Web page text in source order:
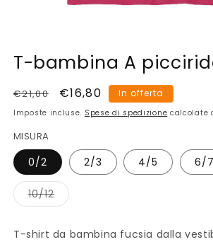
contenuti
multimediali
finestra
modale
T-bambina A
Prezzo
di
€21,00
Prezzo
scontato
€16,80 In offerta
Imposte incluse. Spese di spedizione calcolate
MISURA
0/2 2/3 4/5 6/7
10/12Variante
esaurita
disponibile
T-shirt da bambina fucsia dalla